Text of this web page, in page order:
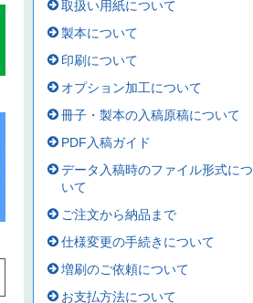
取扱い用紙について
製本について
印刷について
オプション加工について
冊子・製本の入稿原稿について
PDF入稿ガイド
データ入稿時のファイル形式につ
いて
ご注文から納品まで
仕様変更の手続きについて
増刷のご依頼について
お支払方法について